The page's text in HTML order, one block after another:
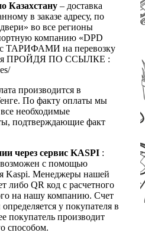
Казахстану – доставка
в заказе адресу, по
во все регионы
компанию «DPD
с ТАРИФАМИ на перевозку
ПРОЙДЯ ПО ССЫЛКЕ :
производится в
По факту оплаты мы
необходимые
подтверждающие факт
через сервис KASPI :
с помощью
Kaspi. Менеджеры нашей
либо QR код с расчетного
на нашу компанию. Счет
у покупателя в
покупатель производит
способом.